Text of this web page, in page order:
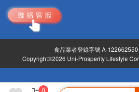
0
食品業者登錄字號 A-
Copyright©2026 Uni-Prosperity Lifestyle